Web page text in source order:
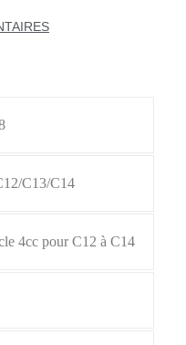
C13/C14
4cc pour C12 à C14